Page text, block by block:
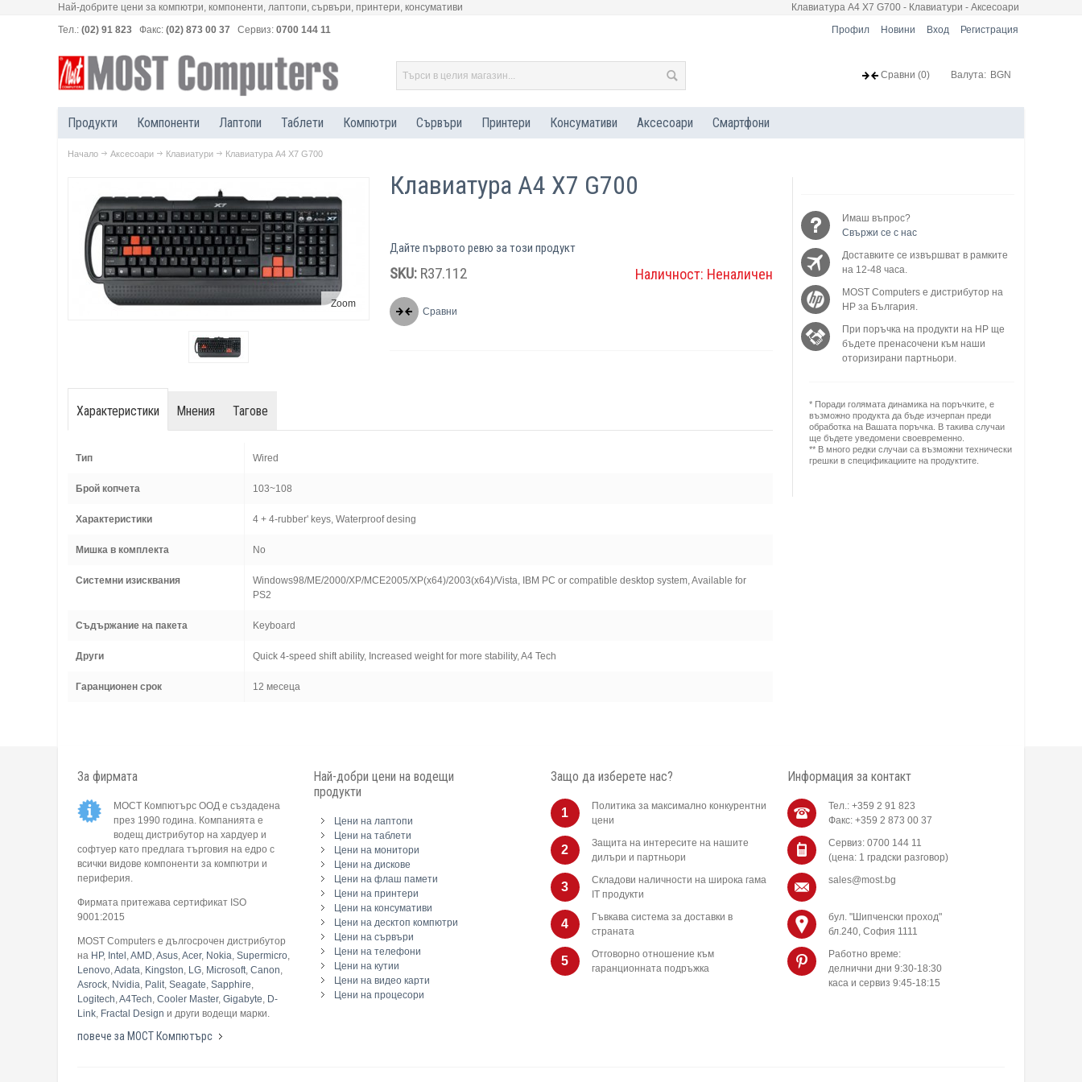
Най-добрите цени за компютри, компоненти, лаптопи, сървъри, принтери, консумативи
Клавиатура A4 X7 G700 - Клавиатури - Аксесоари
Тел.: (02) 91 823 Факс: (02) 873 00 37 Сервиз: 0700 144 11 Профил Новини Вход Регистрация
Валута: BGN
Сравни (0)
Продукти Компоненти Лаптопи Таблети Компютри Сървъри Принтери Консумативи Аксесоари Смартфони
Начало Аксесоари Клавиатури Клавиатура A4 X7 G700
Zoom
Клавиатура A4 X7 G700
Дайте първото ревю за този продукт
SKU: R37.112 Наличност: Неналичен
Сравни
Имаш въпрос?
Свържи се с нас
Доставките се извършват в рамките
на 12-48 часа.
MOST Computers е дистрибутор на
HP за България.
При поръчка на продукти на HP ще
бъдете пренасочени към наши
оторизирани партньори.
* Поради голямата динамика на поръчките, е
възможно продукта да бъде изчерпан преди
обработка на Вашата поръчка. В такива случаи
ще бъдете уведомени своевременно.
** В много редки случаи са възможни технически
грешки в спецификациите на продуктите.
Характеристики Мнения Тагове
Тип Wired
Брой копчета 103~108
Характеристики 4 + 4-rubber' keys, Waterproof desing
Мишка в комплекта No
Системни изисквания
Windows98/ME/2000/XP/MCE2005/XP(x64)/2003(x64)/Vista, IBM PC or compatible desktop system, Available for
PS2
Съдържание на пакета Keyboard
Други Quick 4-speed shift ability, Increased weight for more stability, A4 Tech
Гаранционен срок 12 месеца
За фирмата
МОСТ Компютърс ООД е създадена
през 1990 година. Компанията е
водещ дистрибутор на хардуер и
софтуер като предлага търговия на едро с
всички видове компоненти за компютри и
периферия.
Фирмата притежава сертификат ISO
9001:2015
MOST Computers е дългосрочен дистрибутор
на HP, Intel ,AMD,Asus,Acer, Nokia, Supermicro,
Lenovo,Adata, Kingston, LG, Microsoft, Canon,
Asrock, Nvidia, Palit, Seagate, Sapphire,
Logitech,A4Tech, Cooler Master, Gigabyte, D-
Link, Fractal Design и други водещи марки.
повече за МОСТ Компютърс
Най-добри цени на водещи
продукти
Цени на лаптопи
Цени на таблети
Цени на монитори
Цени на дискове
Цени на флаш памети
Цени на принтери
Цени на консумативи
Цени на десктоп компютри
Цени на сървъри
Цени на телефони
Цени на кутии
Цени на видео карти
Цени на процесори
Защо да изберете нас?
1
Политика за максимално конкурентни
цени
2
Защита на интересите на нашите
дилъри и партньори
3
Складови наличности на широка гама
IT продукти
4
Гъвкава система за доставки в
страната
5
Отговорно отношение към
гаранционната подръжка
Информация за контакт
Тел.: +359 2 91 823
Факс: +359 2 873 00 37
Сервиз: 0700 144 11
(цена: 1 градски разговор)
sales@most.bg
бул. "Шипченски проход"
бл.240, София 1111
Работно време:
делнични дни 9:30-18:30
каса и сервиз 9:45-18:15